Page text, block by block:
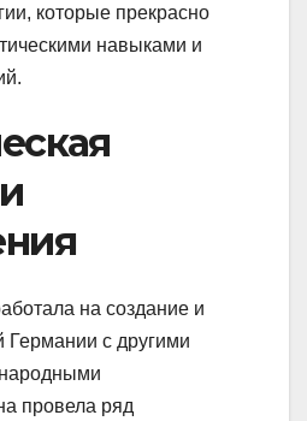
которые прекрасно
навыками и
на создание и
Германии с другими
провела ряд